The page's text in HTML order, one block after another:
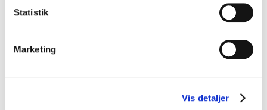
Statistik
Marketing
Vis detaljer
3*** hotel inkl. morgenmad
Af-/påstigning tæt ved hotellet
3.498,-pr. person